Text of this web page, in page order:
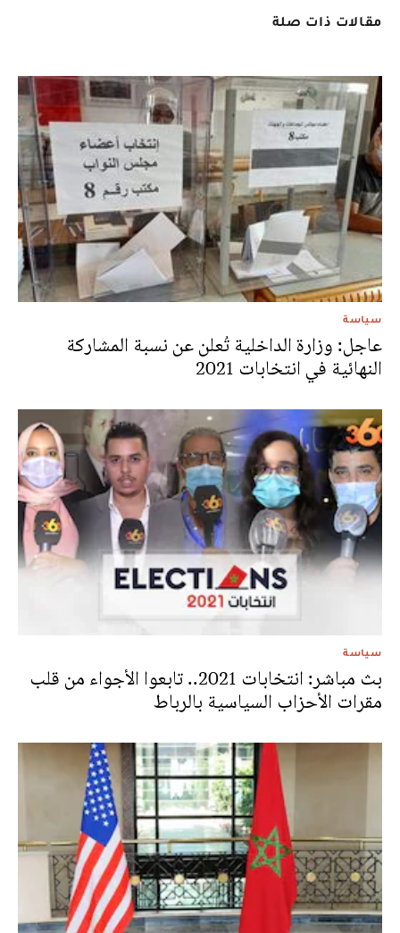
مقالات ذات صلة
سياسة
عاجل: وزارة الداخلية تُعلن عن نسبة المشاركة
النهائية في انتخابات 2021
سياسة
بث مباشر: انتخابات 2021.. تابعوا الأجواء من قلب
مقرات الأحزاب السياسية بالرباط